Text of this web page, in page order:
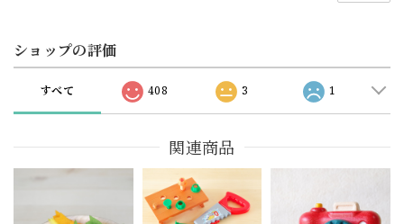
ショップの評価
すべて 408 3 1
関連商品